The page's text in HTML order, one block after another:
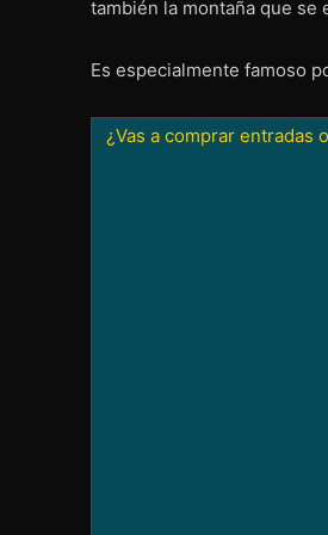
también la montaña que se
Es especialmente famoso
¿Vas a comprar entradas